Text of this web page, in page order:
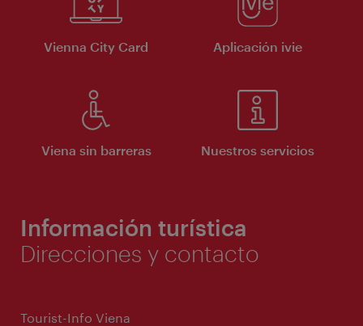
Vienna City Card Aplicación ivie
Viena sin barreras Nuestros servicios
Información turística
Direcciones y contacto
Tourist-Info Viena